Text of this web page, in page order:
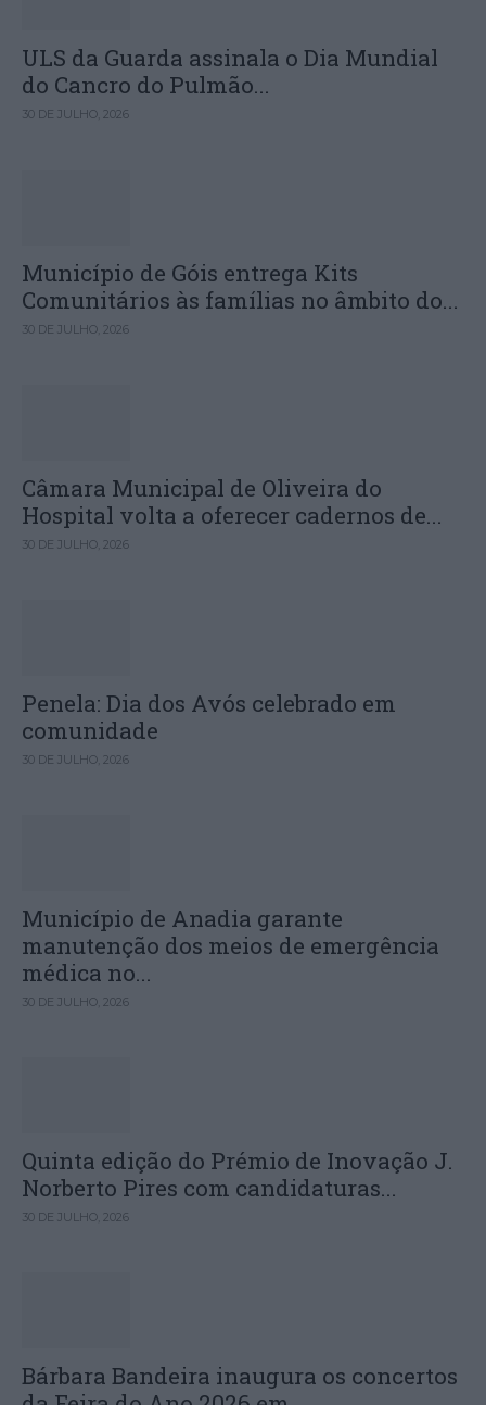
ULS da Guarda assinala o Dia Mundial
do Cancro do Pulmão...
30 DE JULHO, 2026
Município de Góis entrega Kits
Comunitários às famílias no âmbito do...
30 DE JULHO, 2026
Câmara Municipal de Oliveira do
Hospital volta a oferecer cadernos de...
30 DE JULHO, 2026
Penela: Dia dos Avós celebrado em
comunidade
30 DE JULHO, 2026
Município de Anadia garante
manutenção dos meios de emergência
médica no...
30 DE JULHO, 2026
Quinta edição do Prémio de Inovação J.
Norberto Pires com candidaturas...
30 DE JULHO, 2026
Bárbara Bandeira inaugura os concertos